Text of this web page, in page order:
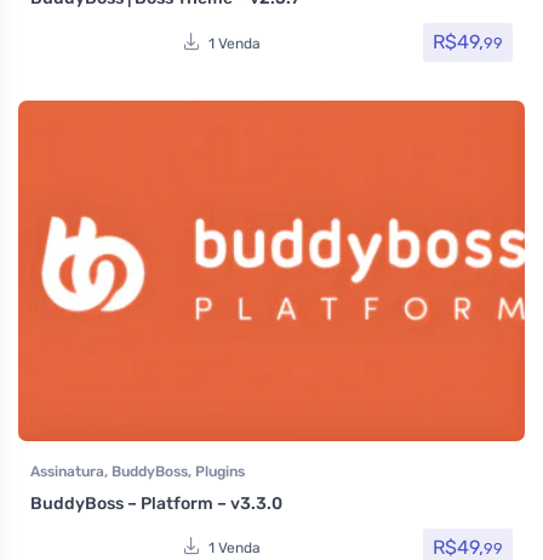
1 Venda R$49,99
Assinatura, BuddyBoss, Plugins
BuddyBoss – Platform – v3.3.0
1 Venda R$49,99